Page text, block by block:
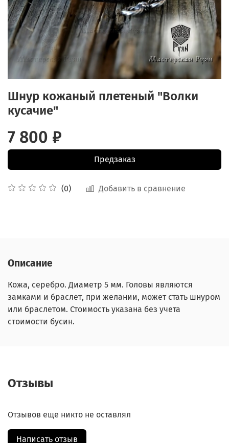
Шнур кожаный плетеный "Волки
кусачие"
(0) Добавить в сравнение
7 800 ₽
Предзаказ
Описание
Кожа, серебро. Диаметр 5 мм. Головы являются
замками и браслет, при желании, может стать шнуром
или браслетом. Стоимость указана без учета
стоимости бусин.
Отзывы
Отзывов еще никто не оставлял
Написать отзыв